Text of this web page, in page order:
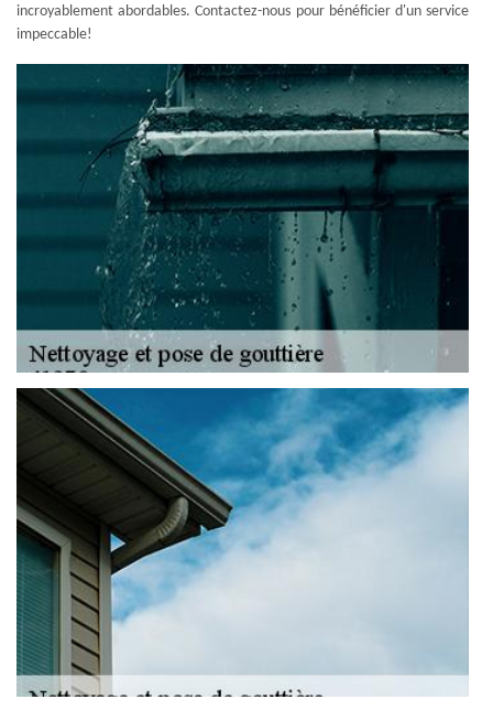
incroyablement abordables. Contactez-nous pour bénéficier d'un service
impeccable!